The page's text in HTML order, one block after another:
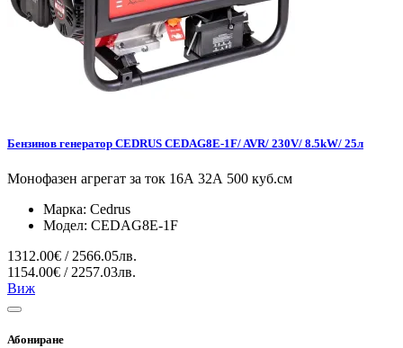
Бензинов генератор CEDRUS CEDAG8E-1F/ AVR/ 230V/ 8.5kW/ 25л
Монофазен агрегат за ток 16А 32А 500 куб.см
Марка: Cedrus
Модел: CEDAG8E-1F
1312.00€ / 2566.05лв.
1154.00€ / 2257.03лв.
Виж
Абониране